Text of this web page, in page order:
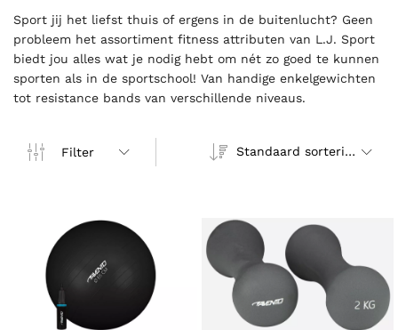
Sport jij het liefst thuis of ergens in de buitenlucht? Geen
probleem het assortiment fitness attributen van L.J. Sport
biedt jou alles wat je nodig hebt om nét zo goed te kunnen
sporten als in de sportschool! Van handige enkelgewichten
tot resistance bands van verschillende niveaus.
Filter Standaard sortering